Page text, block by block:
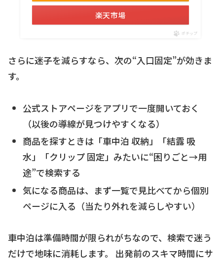
楽天市場
ポチップ
さらに迷子を減らすなら、次の“入口固定”が効きま
す。
公式ストアページをアプリで一度開いておく
（以後の導線が見つけやすくなる）
商品を探すときは「車中泊 収納」「結露 吸
水」「クリップ 固定」みたいに“困りごと→用
途”で検索する
気になる商品は、まず一覧で見比べてから個別
ページに入る（当たり外れを減らしやすい）
車中泊は準備時間が限られがちなので、検索で迷う
だけで地味に消耗します。 出発前のスキマ時間にサ